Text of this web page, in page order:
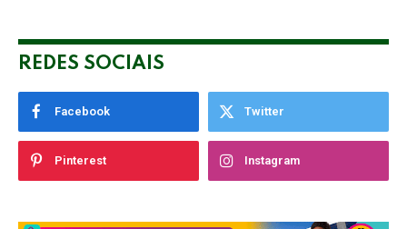
REDES SOCIAIS
Facebook Twitter
Pinterest Instagram